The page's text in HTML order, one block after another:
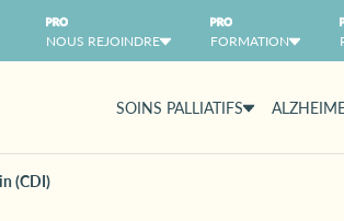
NOUS REJOINDRE FORMATION
SOINS PALLIATIFS
(CDI)